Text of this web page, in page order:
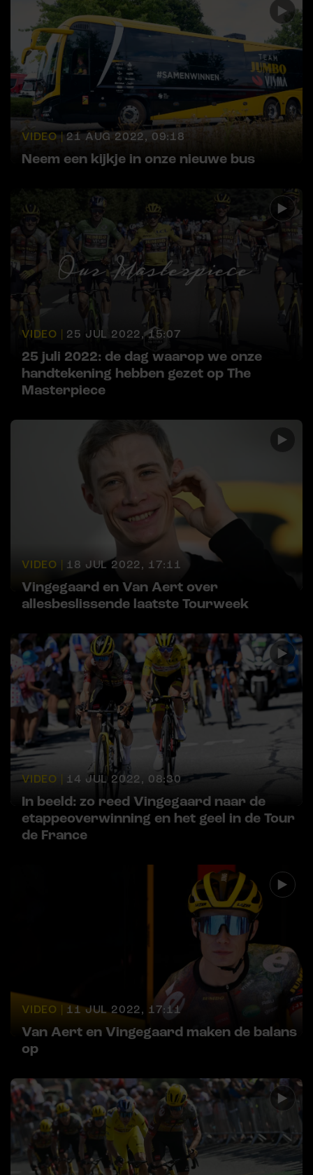
VIDEO | 21 AUG 2022, 09:18
Neem een kijkje in onze nieuwe bus
VIDEO | 25 JUL 2022, 15:07
25 juli 2022: de dag waarop we onze
handtekening hebben gezet op The
Masterpiece
VIDEO | 18 JUL 2022, 17:11
Vingegaard en Van Aert over
allesbeslissende laatste Tourweek
VIDEO | 14 JUL 2022, 08:30
In beeld: zo reed Vingegaard naar de
etappeoverwinning en het geel in de Tour
de France
VIDEO | 11 JUL 2022, 17:11
Van Aert en Vingegaard maken de balans
op